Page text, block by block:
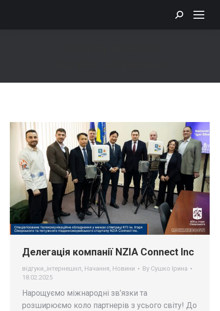
Search:
Делегація компанії NZIA Connect Inc
відгуки_інтернешнл, Начання, Новини By Сушко Ірина
18.02.2025
Нарощуємо міжнародні зв’язки та
розширюємо коло партнерів з усього світу! До